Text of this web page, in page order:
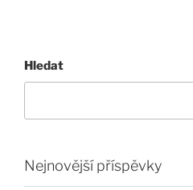
Hledat
Nejnovější příspěvky